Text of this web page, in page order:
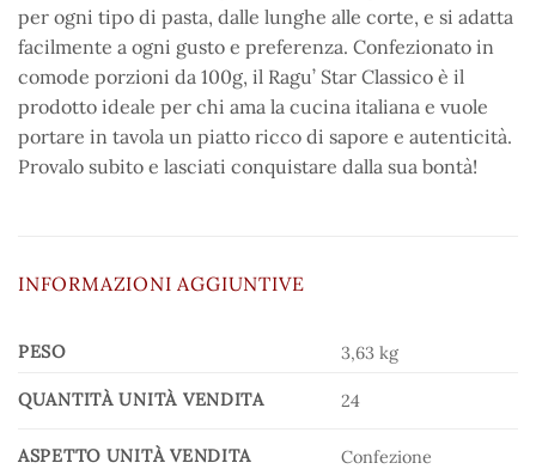
per ogni tipo di pasta, dalle lunghe alle corte, e si adatta
facilmente a ogni gusto e preferenza. Confezionato in
comode porzioni da 100g, il Ragu’ Star Classico è il
prodotto ideale per chi ama la cucina italiana e vuole
portare in tavola un piatto ricco di sapore e autenticità.
Provalo subito e lasciati conquistare dalla sua bontà!
INFORMAZIONI AGGIUNTIVE
PESO 3,63 kg
QUANTITÀ UNITÀ VENDITA 24
ASPETTO UNITÀ VENDITA Confezione